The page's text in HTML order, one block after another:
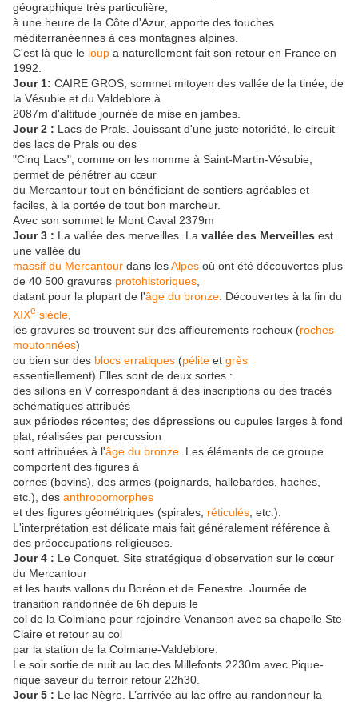
géographique très particulière,
à une heure de la Côte d'Azur, apporte des touches
méditerranéennes à ces montagnes alpines.
C'est là que le loup a naturellement fait son retour en France en
1992.
Jour 1: CAIRE GROS, sommet mitoyen des vallée de la tinée, de
la Vésubie et du Valdeblore à
2087m d'altitude journée de mise en jambes.
Jour 2 : Lacs de Prals. Jouissant d'une juste notoriété, le circuit
des lacs de Prals ou des
"Cinq Lacs", comme on les nomme à Saint-Martin-Vésubie,
permet de pénétrer au cœur
du Mercantour tout en bénéficiant de sentiers agréables et
faciles, à la portée de tout bon marcheur.
Avec son sommet le Mont Caval 2379m
Jour 3 : La vallée des merveilles. La vallée des Merveilles est
une vallée du
massif du Mercantour dans lesAlpes où ont été découvertes plus
de 40 500 gravures protohistoriques
datant pour la plupart de l'âge du bronze . Découvertes à la fin du
XIXe siècle
les gravures se trouvent sur des affleurements rocheux (roches
moutonnées)
ou bien sur des blocs erratiques (pélite et grès
essentiellement).Elles sont de deux sortes :
des sillons en V correspondant à des inscriptions ou des tracés
schématiques attribués
aux périodes récentes; des dépressions ou cupules larges à fond
plat, réalisées par percussion
sont attribuées à l'âge du bronze . Les éléments de ce groupe
comportent des figures à
cornes (bovins), des armes (poignards, hallebardes, haches,
etc.), des anthropomorphes
et des figures géométriques (spirales, réticulés , etc.).
L'interprétation est délicate mais fait généralement référence à
des préoccupations religieuses.
Jour 4 : Le Conquet. Site stratégique d'observation sur le cœur
du Mercantour
et les hauts vallons du Boréon et de Fenestre. Journée de
transition randonnée de 6h depuis le
col de la Colmiane pour rejoindre Venanson avec sa chapelle Ste
Claire et retour au col
par la station de la Colmiane-Valdeblore.
Le soir sortie de nuit au lac des Millefonts 2230m avec Pique-
nique saveur du terroir retour 22h30.
Jour 5 : Le lac Nègre. L’arrivée au lac offre au randonneur la